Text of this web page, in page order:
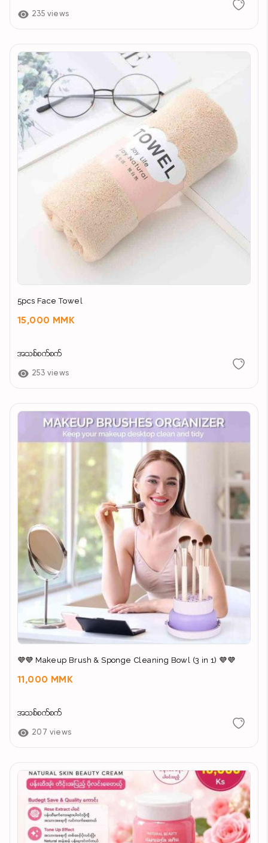
235 views
5pcs Face Towel
15,000 MMK
အသစ်စက်စက်
253 views
💜💜 Makeup Brush & Sponge Cleaning Bowl (3 in 1) 💜💜
11,000 MMK
အသစ်စက်စက်
207 views